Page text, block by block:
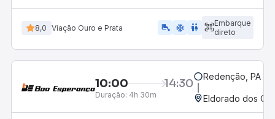
8,0 Viação Ouro e Prata airline_seat_legroom_extra ac_unit WC
Embarque
direto
10:00 14:30
Duração: 4h 30m
Redenção, PA
Eldorado dos